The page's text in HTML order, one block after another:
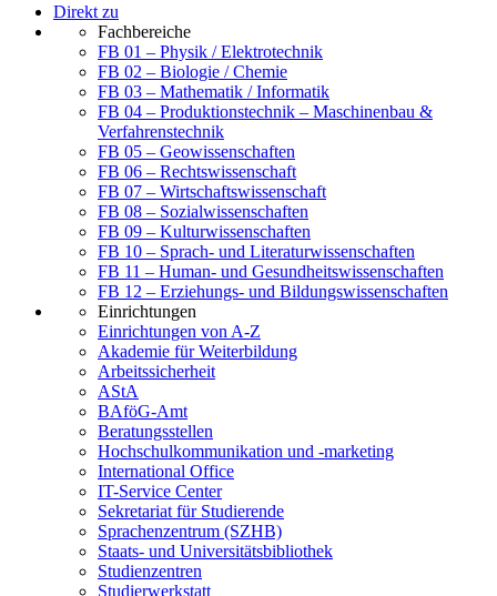
Direkt zu
Fachbereiche
FB 01 – Physik / Elektrotechnik
FB 02 – Biologie / Chemie
FB 03 – Mathematik / Informatik
FB 04 – Produktionstechnik – Maschinenbau &
Verfahrenstechnik
FB 05 – Geowissenschaften
FB 06 – Rechtswissenschaft
FB 07 – Wirtschaftswissenschaft
FB 08 – Sozialwissenschaften
FB 09 – Kulturwissenschaften
FB 10 – Sprach- und Literaturwissenschaften
FB 11 – Human- und Gesundheitswissenschaften
FB 12 – Erziehungs- und Bildungswissenschaften
Einrichtungen
Einrichtungen von A-Z
Akademie für Weiterbildung
Arbeitssicherheit
AStA
BAföG-Amt
Beratungsstellen
Hochschulkommunikation und -marketing
International Office
IT-Service Center
Sekretariat für Studierende
Sprachenzentrum (SZHB)
Staats- und Universitätsbibliothek
Studienzentren
Studierwerkstatt